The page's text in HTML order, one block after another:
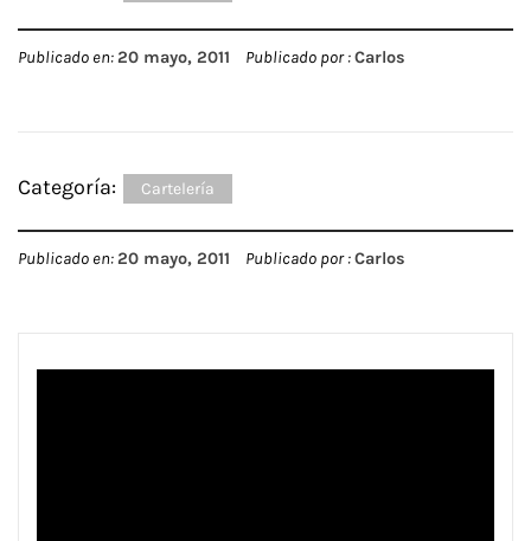
Publicado en:20 mayo, 2011 Publicado por :Carlos
Categoría: Cartelería
Publicado en:20 mayo, 2011 Publicado por :Carlos